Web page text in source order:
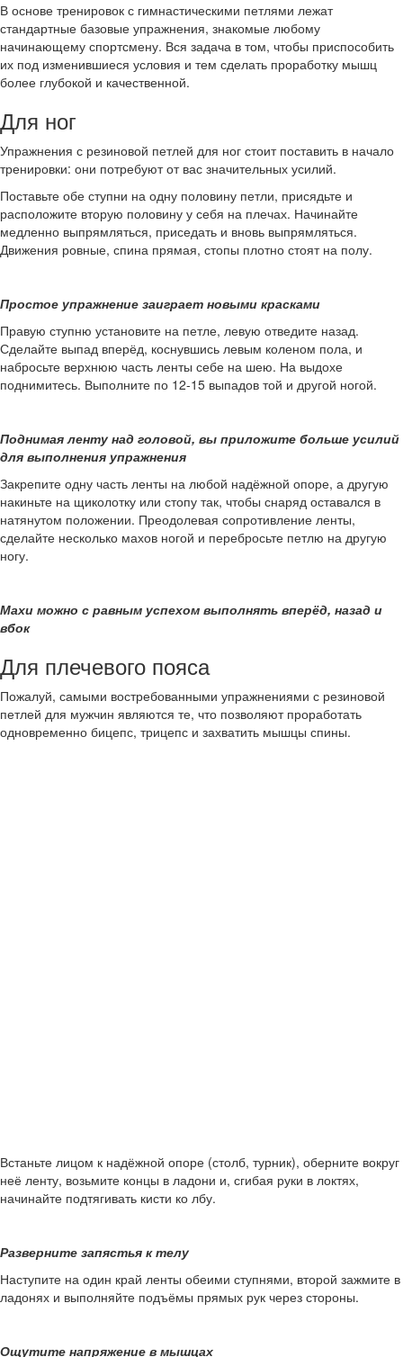
В основе тренировок с гимнастическими петлями лежат
стандартные базовые упражнения, знакомые любому
начинающему спортсмену. Вся задача в том, чтобы приспособить
их под изменившиеся условия и тем сделать проработку мышц
более глубокой и качественной.
Для ног
Упражнения с резиновой петлей для ног стоит поставить в начало
тренировки: они потребуют от вас значительных усилий.
Поставьте обе ступни на одну половину петли, присядьте и
расположите вторую половину у себя на плечах. Начинайте
медленно выпрямляться, приседать и вновь выпрямляться.
Движения ровные, спина прямая, стопы плотно стоят на полу.
Простое упражнение заиграет новыми красками
Правую ступню установите на петле, левую отведите назад.
Сделайте выпад вперёд, коснувшись левым коленом пола, и
набросьте верхнюю часть ленты себе на шею. На выдохе
поднимитесь. Выполните по 12-15 выпадов той и другой ногой.
Поднимая ленту над головой, вы приложите больше усилий
для выполнения упражнения
Закрепите одну часть ленты на любой надёжной опоре, а другую
накиньте на щиколотку или стопу так, чтобы снаряд оставался в
натянутом положении. Преодолевая сопротивление ленты,
сделайте несколько махов ногой и перебросьте петлю на другую
ногу.
Махи можно с равным успехом выполнять вперёд, назад и
вбок
Для плечевого пояса
Пожалуй, самыми востребованными упражнениями с резиновой
петлей для мужчин являются те, что позволяют проработать
одновременно бицепс, трицепс и захватить мышцы спины.
Встаньте лицом к надёжной опоре (столб, турник), оберните вокруг
неё ленту, возьмите концы в ладони и, сгибая руки в локтях,
начинайте подтягивать кисти ко лбу.
Разверните запястья к телу
Наступите на один край ленты обеими ступнями, второй зажмите в
ладонях и выполняйте подъёмы прямых рук через стороны.
Ощутите напряжение в мышцах